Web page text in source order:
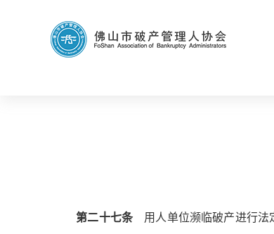
第二十七条用人单位濒临破产进行法